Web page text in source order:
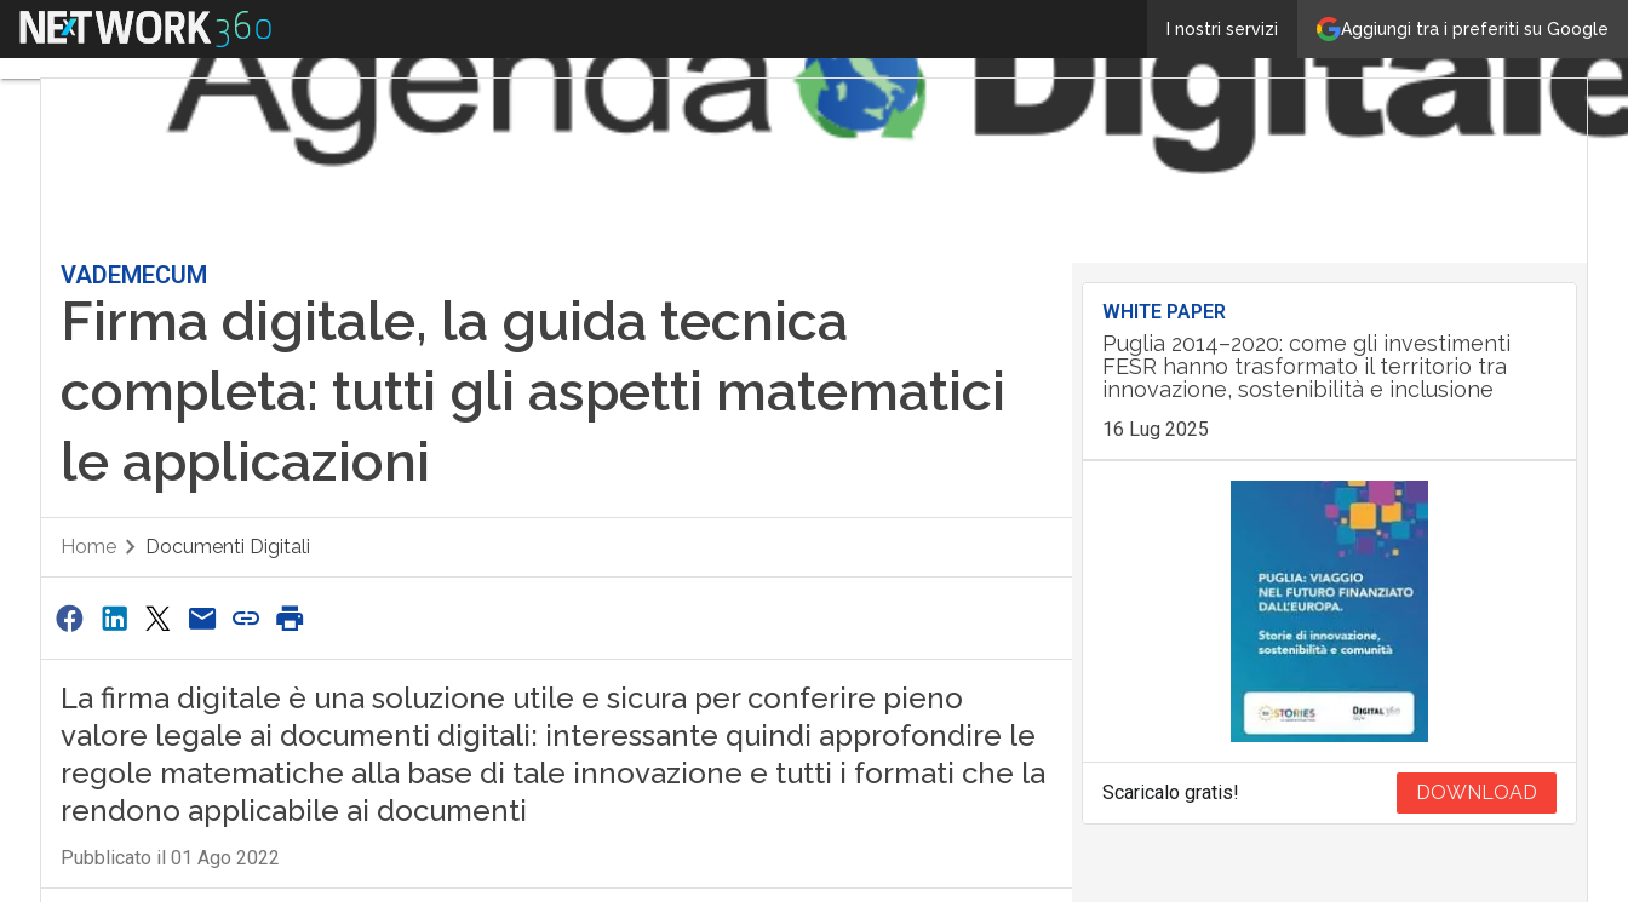
Aggiungi tra i preferiti su Google
I nostri servizi
Menu
VADEMECUM
Firma digitale, la guida tecnica
completa: tutti gli aspetti matematici
le applicazioni
Home Documenti Digitali
La firma digitale è una soluzione utile e sicura per conferire pieno
valore legale ai documenti digitali: interessante quindi approfondire le
regole matematiche alla base di tale innovazione e tutti i formati che la
rendono applicabile ai documenti
Pubblicato il 01 Ago 2022
WHITE PAPER
Puglia 2014–2020: come gli investimenti
FESR hanno trasformato il territorio tra
innovazione, sostenibilità e inclusione
16 Lug 2025
Scaricalo gratis! DOWNLOAD